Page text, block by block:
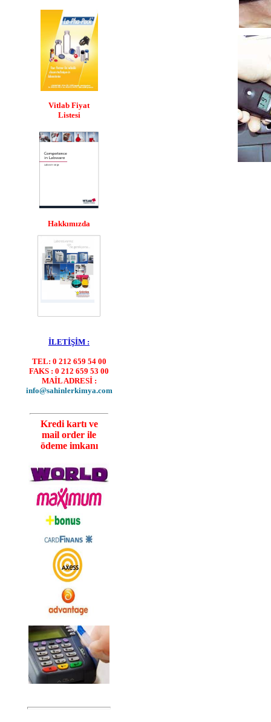
Vitlab Fiyat
Listesi
Hakkımızda
İLETİŞİM :
TEL: 0 212 659 54 00
FAKS : 0 212 659 53 00
MAİL ADRESİ :
info@sahinlerkimya.com
Kredi kartı ve
mail order ile
ödeme imkanı